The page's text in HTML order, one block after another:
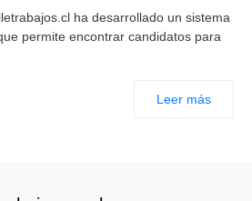
ha desarrollado un sistema
permite encontrar candidatos para
Leer más